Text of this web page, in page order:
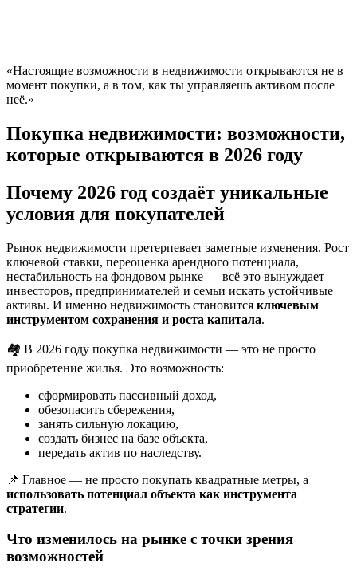
«Настоящие возможности в недвижимости открываются не в
момент покупки, а в том, как ты управляешь активом после
неё.»
Покупка недвижимости: возможности,
которые открываются в 2026 году
Почему 2026 год создаёт уникальные
условия для покупателей
Рынок недвижимости претерпевает заметные изменения. Рост
ключевой ставки, переоценка арендного потенциала,
нестабильность на фондовом рынке — всё это вынуждает
инвесторов, предпринимателей и семьи искать устойчивые
активы. И именно недвижимость становится ключевым
инструментом сохранения и роста капитала.
🏘 В 2026 году покупка недвижимости — это не просто
приобретение жилья. Это возможность:
сформировать пассивный доход,
обезопасить сбережения,
занять сильную локацию,
создать бизнес на базе объекта,
передать актив по наследству.
📌 Главное — не просто покупать квадратные метры, а
использовать потенциал объекта как инструмента
стратегии.
Что изменилось на рынке с точки зрения
возможностей